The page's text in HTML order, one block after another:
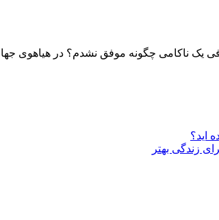
یک ناکامی چگونه موفق نشدم؟ در
اید؟